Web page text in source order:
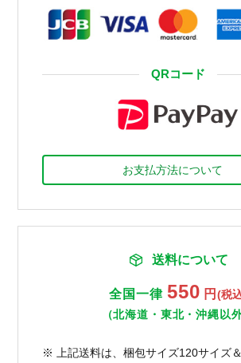
QRコード
お支払方法について
送料について
全国一律 550 円 (税
（北海道・東北・沖縄以外
※ 上記送料は、梱包サイズ120サイズ